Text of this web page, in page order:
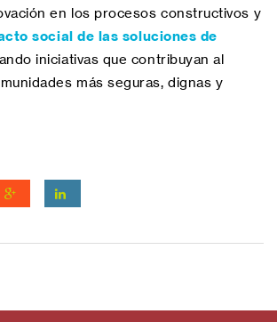
en los procesos constructivos y
social de las soluciones de
iniciativas que contribuyan al
más seguras, dignas y